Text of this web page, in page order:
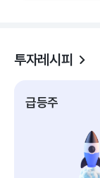
투자레시피
급등주